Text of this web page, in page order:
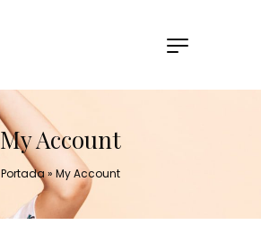
My Account
Portada» My Account